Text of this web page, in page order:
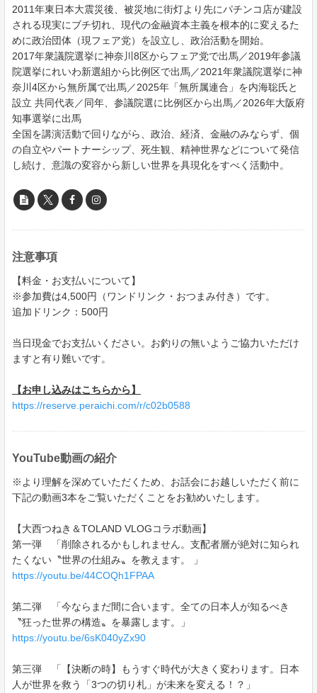
2011年東日本大震災後、被災地に街灯より先にパチンコ店が建設
される現実にブチ切れ、現代の金融資本主義を根本的に変えるた
めに政治団体（現フェア党）を設立し、政治活動を開始。
2017年衆議院選挙に神奈川8区からフェア党で出馬／2019年参議
院選挙にれいわ新選組から比例区で出馬／2021年衆議院選挙に神
奈川4区から無所属で出馬／2025年「無所属連合」を内海聡氏と
設立 共同代表／同年、参議院選に比例区から出馬／2026年大阪府
知事選挙に出馬
全国を講演活動で回りながら、政治、経済、金融のみならず、個
の自立やパートナーシップ、死生観、精神世界などについて発信
し続け、意識の変容から新しい世界を具現化をすべく活動中。
注意事項
【料金・お支払いについて】
※参加費は4,500円（ワンドリンク・おつまみ付き）です。
追加ドリンク：500円
当日現金でお支払いください。お釣りの無いようご協力いただけ
ますと有り難いです。
【お申し込みはこちらから】
https://reserve.peraichi.com/r/c02b0588
YouTube動画の紹介
※より理解を深めていただくため、お話会にお越しいただく前に
下記の動画3本をご覧いただくことをお勧めいたします。
【大西つねき＆TOLAND VLOGコラボ動画】
第一弾 「削除されるかもしれません。支配者層が絶対に知られ
たくない〝世界の仕組み〟を教えます。 」
https://youtu.be/44COQh1FPAA
第二弾 「今ならまだ間に合います。全ての日本人が知るべき
〝狂った世界の構造〟を暴露します。」
https://youtu.be/6sK040yZx90
第三弾 「【決断の時】もうすぐ時代が大きく変わります。日本
人が世界を救う「3つの切り札」が未来を変える！？」